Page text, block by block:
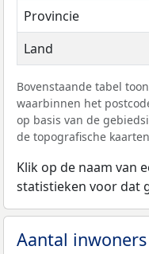
Provincie
Land
Bovenstaande tabel
waarbinnen het
op basis van de
de topografische
Klik op de naam van
statistieken voor dat
Aantal